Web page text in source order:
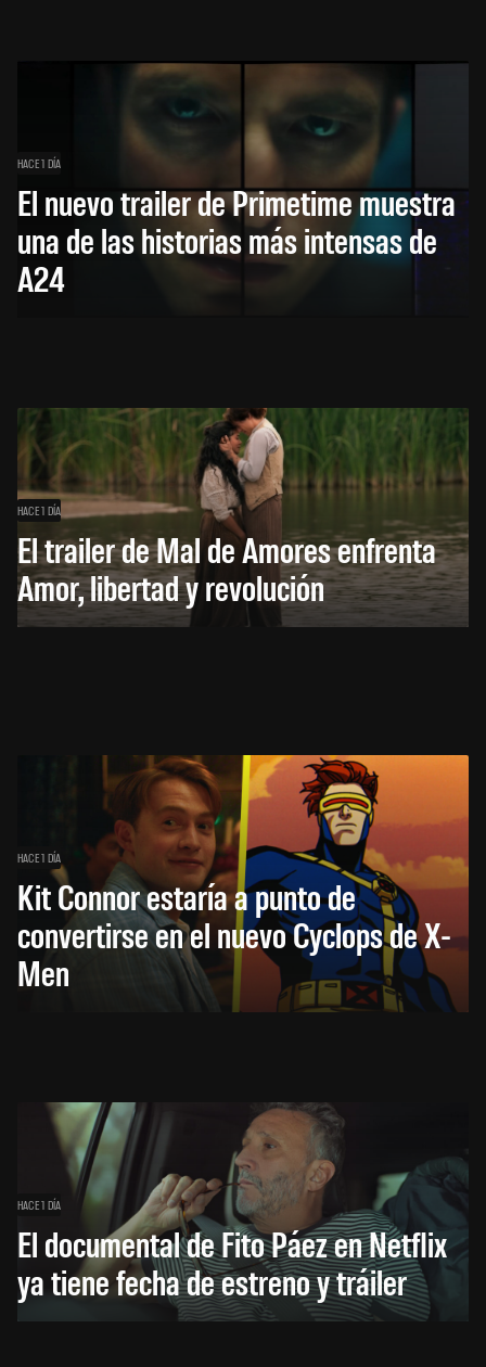
HACE 1 DÍA
El nuevo trailer de Primetime muestra
una de las historias más intensas de
A24
HACE 1 DÍA
El trailer de Mal de Amores enfrenta
Amor, libertad y revolución
HACE 1 DÍA
Kit Connor estaría a punto de
convertirse en el nuevo Cyclops de X-
Men
HACE 1 DÍA
El documental de Fito Páez en Netflix
ya tiene fecha de estreno y tráiler